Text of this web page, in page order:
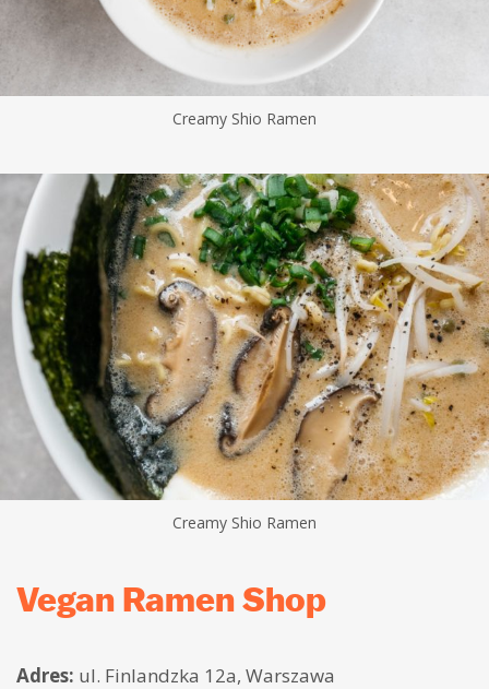
Creamy Shio Ramen
Creamy Shio Ramen
Vegan Ramen Shop
Adres: ul. Finlandzka 12a, Warszawa